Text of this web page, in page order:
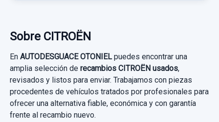
PILOTO TRASERO IZQUIERDO 9831120680
PILOTO TRASERO IZQUIERDO 9831120680
87,60 €
Sin IVA, gastos de envío no incluidos.
Consultar por whatsapp
CITROËN C4 III (BA_, BB_, BC_) 1.2
PURETECH 130...
Ref:1034334 98406912ZD
76,85 €
Sobre CITROËN
En AUTODESGUACE OTONIELpuedes encontrar una
amplia selección de recambios CITROËN usados,
revisados y listos para enviar. Trabajamos con piezas
procedentes de vehículos tratados por profesionales para
ofrecer una alternativa fiable, económica y con garantía
frente al recambio nuevo.